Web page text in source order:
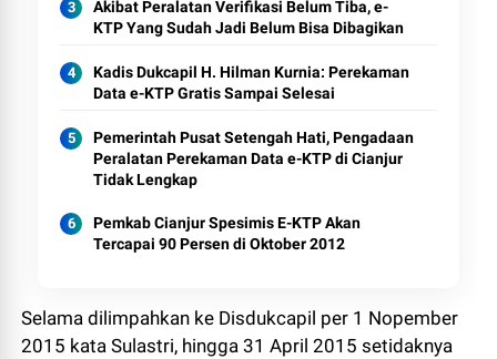
Akibat Peralatan Verifikasi Belum Tiba, e-
KTP Yang Sudah Jadi Belum Bisa Dibagikan
Kadis Dukcapil H. Hilman Kurnia: Perekaman
Data e-KTP Gratis Sampai Selesai
Pemerintah Pusat Setengah Hati, Pengadaan
Peralatan Perekaman Data e-KTP di Cianjur
Tidak Lengkap
Pemkab Cianjur Spesimis E-KTP Akan
Tercapai 90 Persen di Oktober 2012
Selama dilimpahkan ke Disdukcapil per 1 Nopember
2015 kata Sulastri, hingga 31 April 2015 setidaknya